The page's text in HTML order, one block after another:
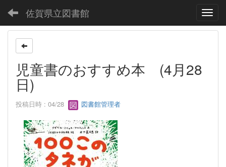
佐賀県立図書館
児童書のおすすめ本 (4月28
日)
投稿日時 : 04/28 図書館管理者